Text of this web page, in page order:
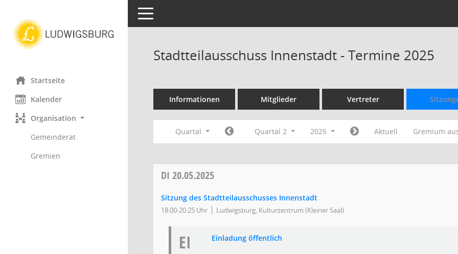
Startseite
Kalender
Organisation
Gemeinderat
Gremien
Toggle navigation
Stadtteilausschuss Innenstadt - Termine 2025
Informationen Mitglieder Vertreter
Quartal Quartal 2 2025 Aktuell Gremium
DI 20.05.2025
Sitzung des Stadtteilausschusses Innenstadt
18:00-20:25 Uhr Ludwigsburg, Kulturzentrum (Kleiner Saal)
EI Einladung öffentlich